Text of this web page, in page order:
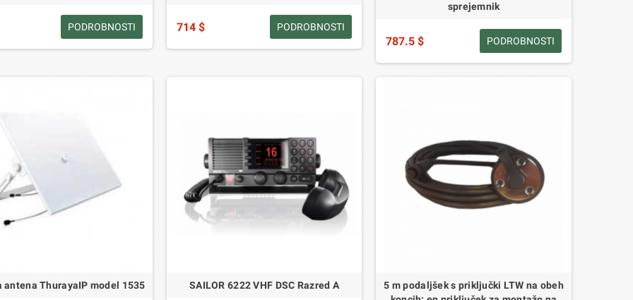
PODROBNOSTI 714 $ PODROBNOSTI
sprejemnik
787.5 $ PODROBNOSTI
antena ThurayaIP model 1535 SAILOR 6222 VHF DSC Razred A
5 m podaljšek s priključki LTW na obeh